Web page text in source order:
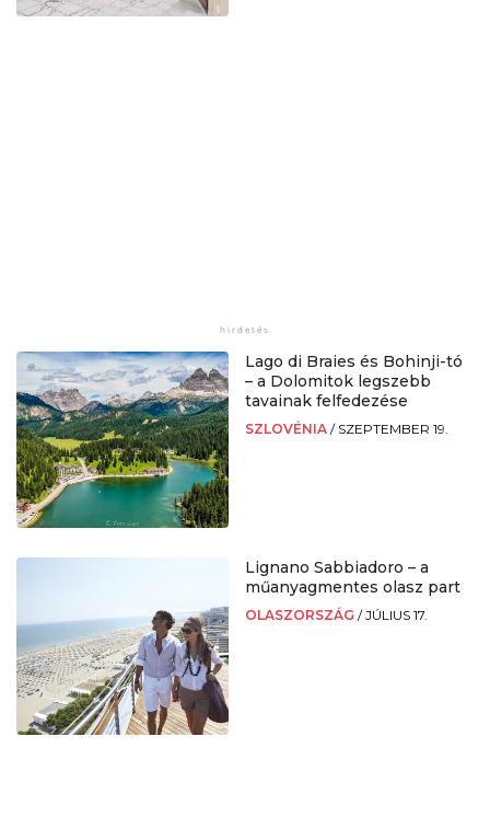
Lago di Braies és Bohinji-tó
– a Dolomitok legszebb
tavainak felfedezése
SZLOVÉNIA / SZEPTEMBER 19.
Lignano Sabbiadoro – a
műanyagmentes olasz part
OLASZORSZÁG /JÚLIUS 17.